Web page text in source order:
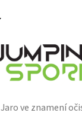
Jaro ve znamení